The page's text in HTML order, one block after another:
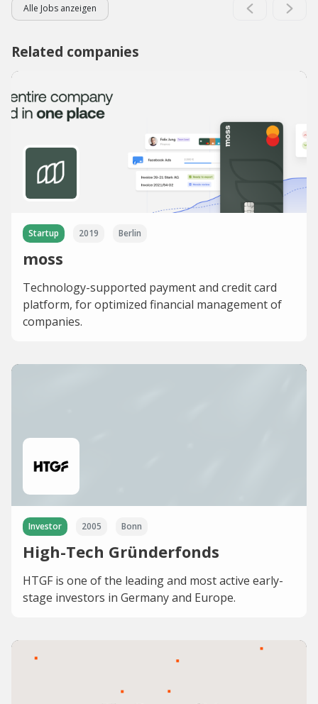
Alle Jobs anzeigen
Related companies
Startup 2019 Berlin
moss
Technology-supported payment and credit card
platform, for optimized financial management of
companies.
Investor 2005 Bonn
High-Tech Gründerfonds
HTGF is one of the leading and most active early-
stage investors in Germany and Europe.